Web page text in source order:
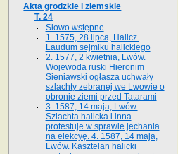
Akta grodzkie i ziemskie
T. 24
Słowo wstępne
1. 1575, 28 lipca, Halicz.
Laudum sejmiku halickiego
2. 1577, 2 kwietnia, Lwów.
Wojewoda ruski Hieronim
Sieniawski ogłasza uchwały
szlachty zebranej we Lwowie o
obronie ziemi przed Tatarami
3. 1587, 14 maja, Lwów.
Szlachta halicka i inna
protestuje w sprawie jechania
na elekcyę. 4. 1587, 14 maja,
Lwów. Kasztelan halicki